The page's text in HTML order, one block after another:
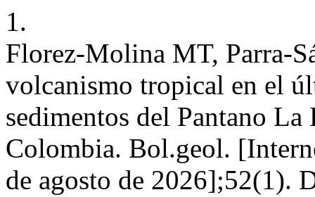
1.
Florez-Molina MT, Parra-
volcanismo tropical en el
sedimentos del Pantano
Colombia. Bol.geol.
de agosto de 2026];52(1).